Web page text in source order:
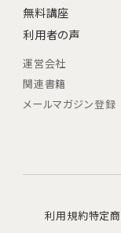
無料講座
利用者の声
運営会社
関連書籍
メールマガジン登録
利用規約特定